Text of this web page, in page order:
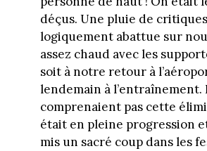
déçus. Une pluie de critiques
logiquement abattue sur
assez chaud avec les
soit à notre retour à
lendemain à l’entraînement.
comprenaient pas cette
était en pleine progression
mis un sacré coup dans les